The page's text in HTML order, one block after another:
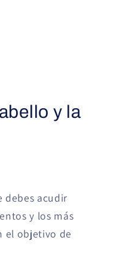
y la
debes acudir
y los más
el objetivo de